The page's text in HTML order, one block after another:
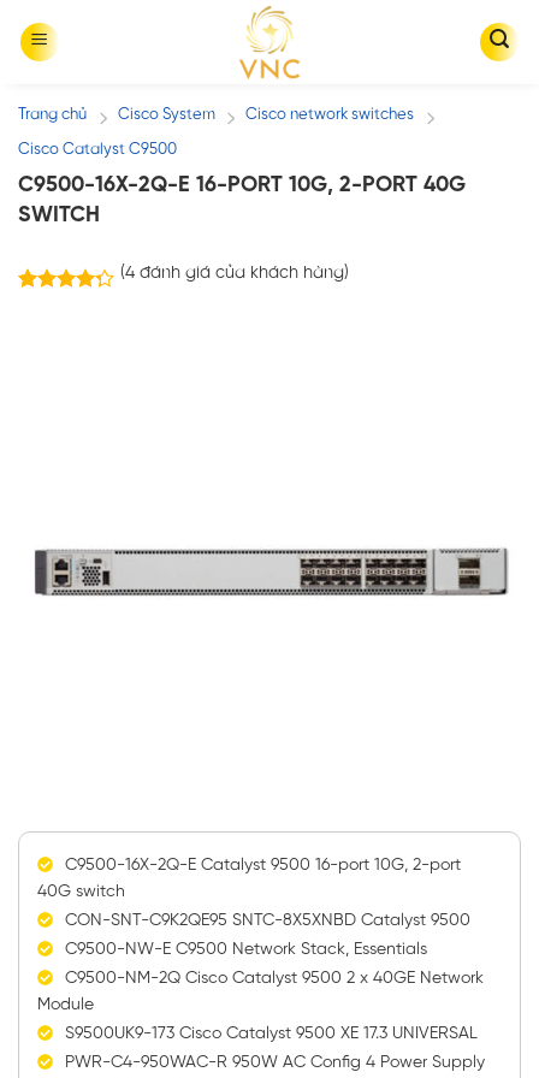
Trang chủ / Cisco System / Cisco network switches /
Cisco Catalyst C9500
C9500-16X-2Q-E 16-PORT 10G, 2-PORT 40G
SWITCH
(4đánh giá của khách hàng)
C9500-16X-2Q-E Catalyst 9500 16-port 10G, 2-port
40G switch
CON-SNT-C9K2QE95 SNTC-8X5XNBD Catalyst 9500
C9500-NW-E C9500 Network Stack, Essentials
C9500-NM-2Q Cisco Catalyst 9500 2 x 40GE Network
Module
S9500UK9-173 Cisco Catalyst 9500 XE 17.3 UNIVERSAL
PWR-C4-950WAC-R 950W AC Config 4 Power Supply